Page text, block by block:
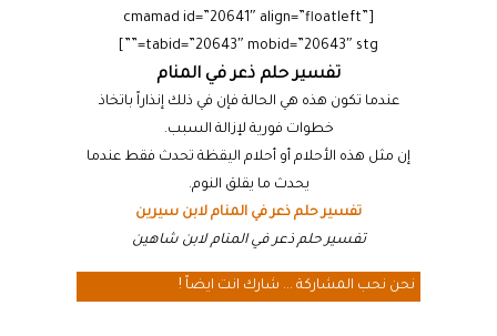
[cmamad id=”20641″ align=”floatleft”
tabid=”20643″ mobid=”20643″ stg=””]
تفسير حلم ذعر في المنام
عندما تكون هذه هي الحالة فإن في ذلك إنذاراً باتخاذ
خطوات فورية لإزالة السبب.
إن مثل هذه الأحلام أو أحلام اليقظة تحدث فقط عندما
يحدث ما يقلق النوم.
تفسير حلم ذعر في المنام لابن سيرين
تفسير حلم ذعر في المنام لابن شاهين
نحن نحب المشاركة ... شارك انت ايضاً !